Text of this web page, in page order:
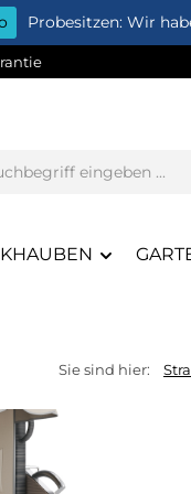
Probesitzen: Wir
Sie sind hier: